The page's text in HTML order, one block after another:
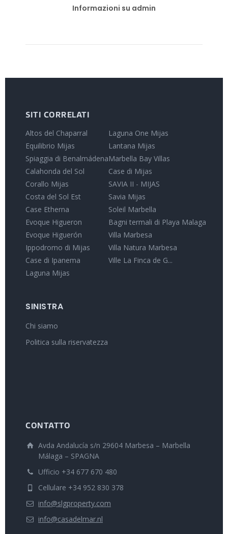
Informazioni su admin
SITI CORRELATI
Altos del Chaparral
Equilibrio Mijas
Spiaggia di Benalmádena
Calahonda del Sol
Corallo Mijas
Costa del Sol Est
Case Etherna
Evoque Higueron
Evoque Higuerón
Ippodromo di Mijas
Case di Ipanema
Laguna Mijas
Laguna One Mijas
Lantana Mijas
Marbella Bay Villas
Case di Mijas
SAVIA II - MIJAS
Savia Mijas
Soleil Marbella
Bagni termali di Playa Malaga
Villa Marbesa
Villa Natura Marbesa
Ville La Finca de G...
SINISTRA
Chi siamo
Politica sulla riservatezza
CONTATTO
Avda Andalucía s/n 29604 Marbesa – Marbella
Málaga – SPAGNA
Ufficio +34 677 670 480
Cellulare +34 952 830 378
info@slgproperty.com
info@casadelmar.nl